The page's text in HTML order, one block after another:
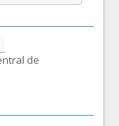
de